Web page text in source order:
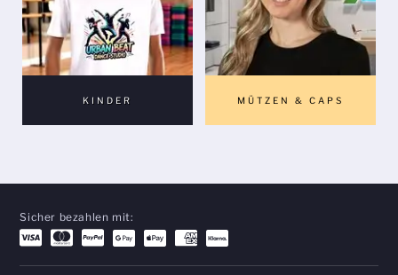
KINDER MÜTZEN & CAPS
Sicher bezahlen mit: